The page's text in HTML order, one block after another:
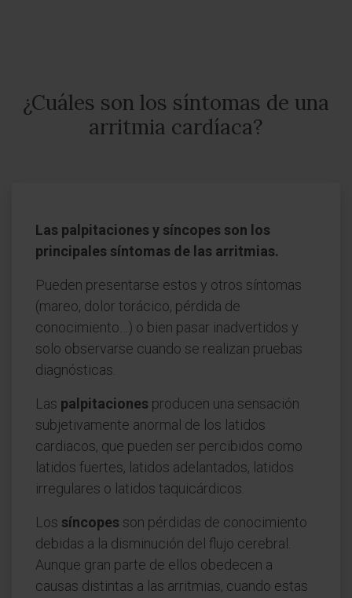
¿Cuáles son los síntomas de una
arritmia cardíaca?
Las palpitaciones y síncopes son los
principales síntomas de las arritmias.
Pueden presentarse estos y otros síntomas
(mareo, dolor torácico, pérdida de
conocimiento…) o bien pasar inadvertidos y
solo observarse cuando se realizan pruebas
diagnósticas.
Las palpitaciones producen una sensación
subjetivamente anormal de los latidos
cardiacos, que pueden ser percibidos como
latidos fuertes, latidos adelantados, latidos
irregulares o latidos taquicárdicos.
Los síncopes son pérdidas de conocimiento
debidas a la disminución del flujo cerebral.
Aunque gran parte de ellos obedecen a
causas distintas a las arritmias, cuando estas